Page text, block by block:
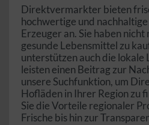
Direktvermarkter bieten
hochwertige und
Erzeuger an. Sie haben nicht
gesunde Lebensmittel zu
unterstützen auch die lokale
leisten einen Beitrag zur
unsere Suchfunktion, um
Hofläden in Ihrer Region zu
Sie die Vorteile regionaler
Frische bis hin zur